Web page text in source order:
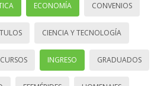
ECONOMÍA CONVENIOS
CIENCIA Y TECNOLOGÍA
CURSOS INGRESO GRADUADOS